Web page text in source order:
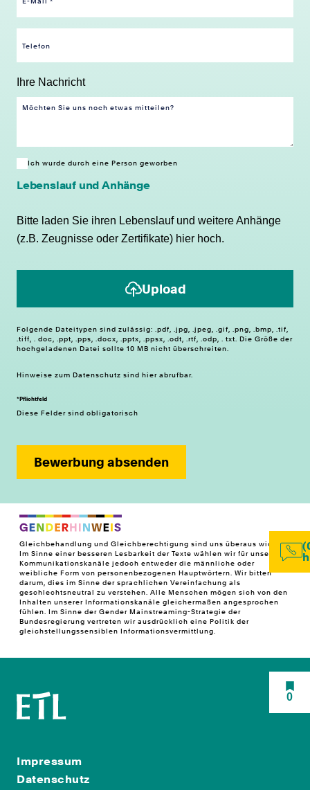
0
Ihre Nachricht
Ich wurde durch eine Person geworben
Lebenslauf und Anhänge
Bitte laden Sie ihren Lebenslauf und weitere Anhänge
(z.B. Zeugnisse oder Zertifikate) hier hoch.
Upload
Folgende Dateitypen sind zulässig: .pdf, .jpg, .jpeg, .gif, .png, .bmp, .tif,
.tiff, . doc, .ppt, .pps, .docx, .pptx, .ppsx, .odt, .rtf, .odp, . txt. Die Größe der
hochgeladenen Datei sollte 10 MB nicht überschreiten.
Hinweise zum Datenschutz sind hier abrufbar.
*Pflichtfeld
Diese Felder sind obligatorisch
Bewerbung absenden
Gleichbehandlung und Gleichberechtigung sind uns überaus wichtig!
Im Sinne einer besseren Lesbarkeit der Texte wählen wir für unsere
Kommunikationskanäle jedoch entweder die männliche oder
weibliche Form von personenbezogenen Hauptwörtern. Wir bitten
darum, dies im Sinne der sprachlichen Vereinfachung als
geschlechtsneutral zu verstehen. Alle Menschen mögen sich von den
Inhalten unserer Informationskanäle gleichermaßen angesprochen
fühlen. Im Sinne der Gender Mainstreaming-Strategie der
Bundesregierung vertreten wir ausdrücklich eine Politik der
gleichstellungssensiblen Informationsvermittlung.
Impressum
Datenschutz